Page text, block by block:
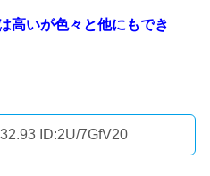
高いが色々と他にもでき
ID:2U/7GfV20